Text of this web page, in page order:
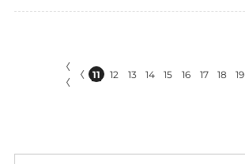
〈
〈
〈 11 12 13 14 15 16 17 18 19